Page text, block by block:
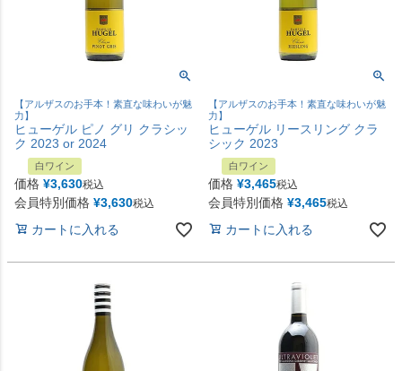
【アルザスのお手本！素直な味わいが魅
力】
ヒューゲル ピノ グリ クラシッ
ク 2023 or 2024
白ワイン
価格 ¥3,630税込
会員特別価格 ¥3,630税込
カートに入れる
【アルザスのお手本！素直な味わいが魅
力】
ヒューゲル リースリング クラ
シック 2023
白ワイン
価格 ¥3,465税込
会員特別価格 ¥3,465税込
カートに入れる